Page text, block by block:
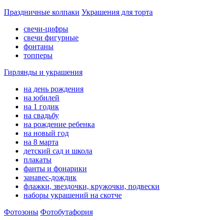
Праздничные колпаки Украшения для торта
свечи-цифры
свечи фигурные
фонтаны
топперы
Гирлянды и украшения
на день рождения
на юбилей
на 1 годик
на свадьбу
на рождение ребенка
на новый год
на 8 марта
детский сад и школа
плакаты
фанты и фонарики
занавес-дождик
флажки, звездочки, кружочки, подвески
наборы украшений на скотче
Фотозоны Фотобутафория